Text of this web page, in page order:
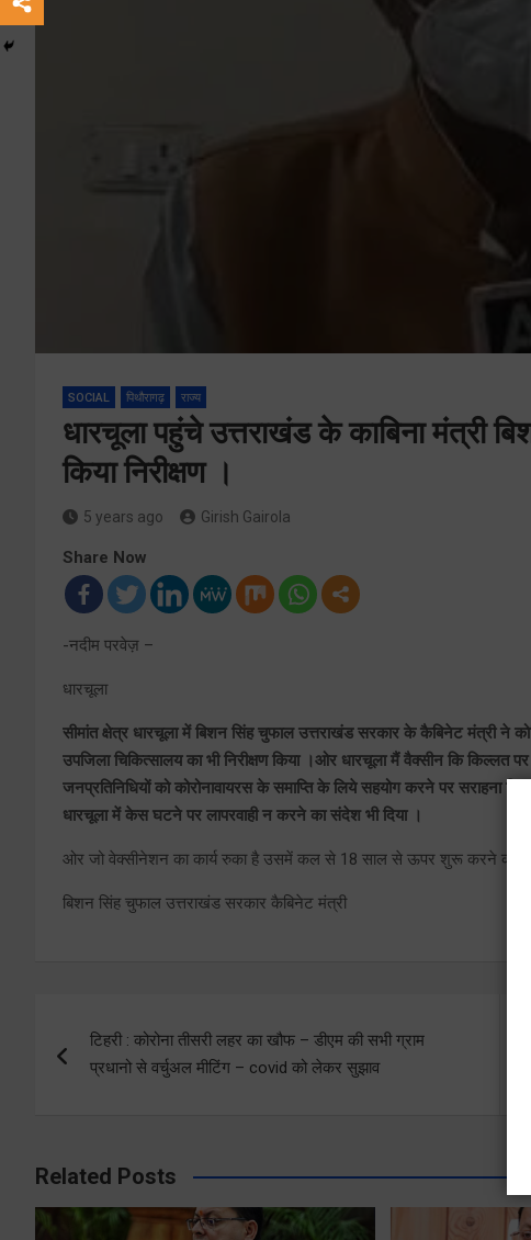
SOCIAL पिथौरागढ़ राज्य
धारचूला पहुंचे उत्तराखंड के काबिना मंत्री
किया निरीक्षण ।
5 years ago Girish Gairola
Share Now
-नदीम परवेज़ –
धारचूला
सीमांत क्षेत्र धारचूला में बिशन सिंह चुफाल उत्तराखंड सरकार के कैबिनेट मंत्री
उपजिला चिकित्सालय का भी निरीक्षण किया ।ओर धारचूला मैं वैक्सीन कि किल्लत
जनप्रतिनिधियों को कोरोनावायरस के समाप्ति के लिये सहयोग करने पर सराहना
धारचूला में केस घटने पर लापरवाही न करने का संदेश भी दिया ।
ओर जो वेक्सीनेशन का कार्य रुका है उसमें कल से 18 साल से ऊपर शुरू करने का
बिशन सिंह चुफाल उत्तराखंड सरकार कैबिनेट मंत्री
navigation
टिहरी : कोरोना तीसरी लहर का खौफ – डीएम की सभी ग्राम
प्रधानो से वर्चुअल मीटिंग – covid को लेकर सुझाव
Related Posts